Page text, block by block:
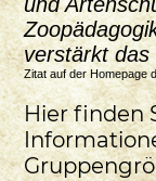
verstärkt das
Zitat auf der Homepage
Hier finden